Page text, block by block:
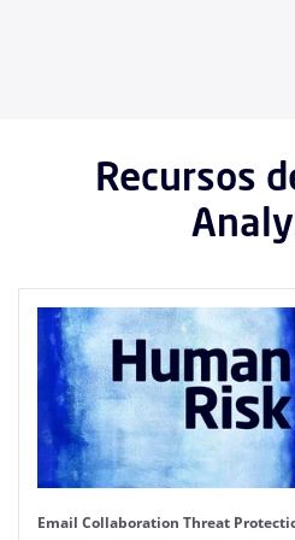
Recursos
Email Collaboration Threat